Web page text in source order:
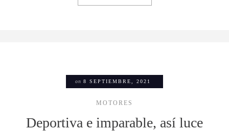
on 8 SEPTIEMBRE, 2021
MOTORES
Deportiva e imparable, así luce